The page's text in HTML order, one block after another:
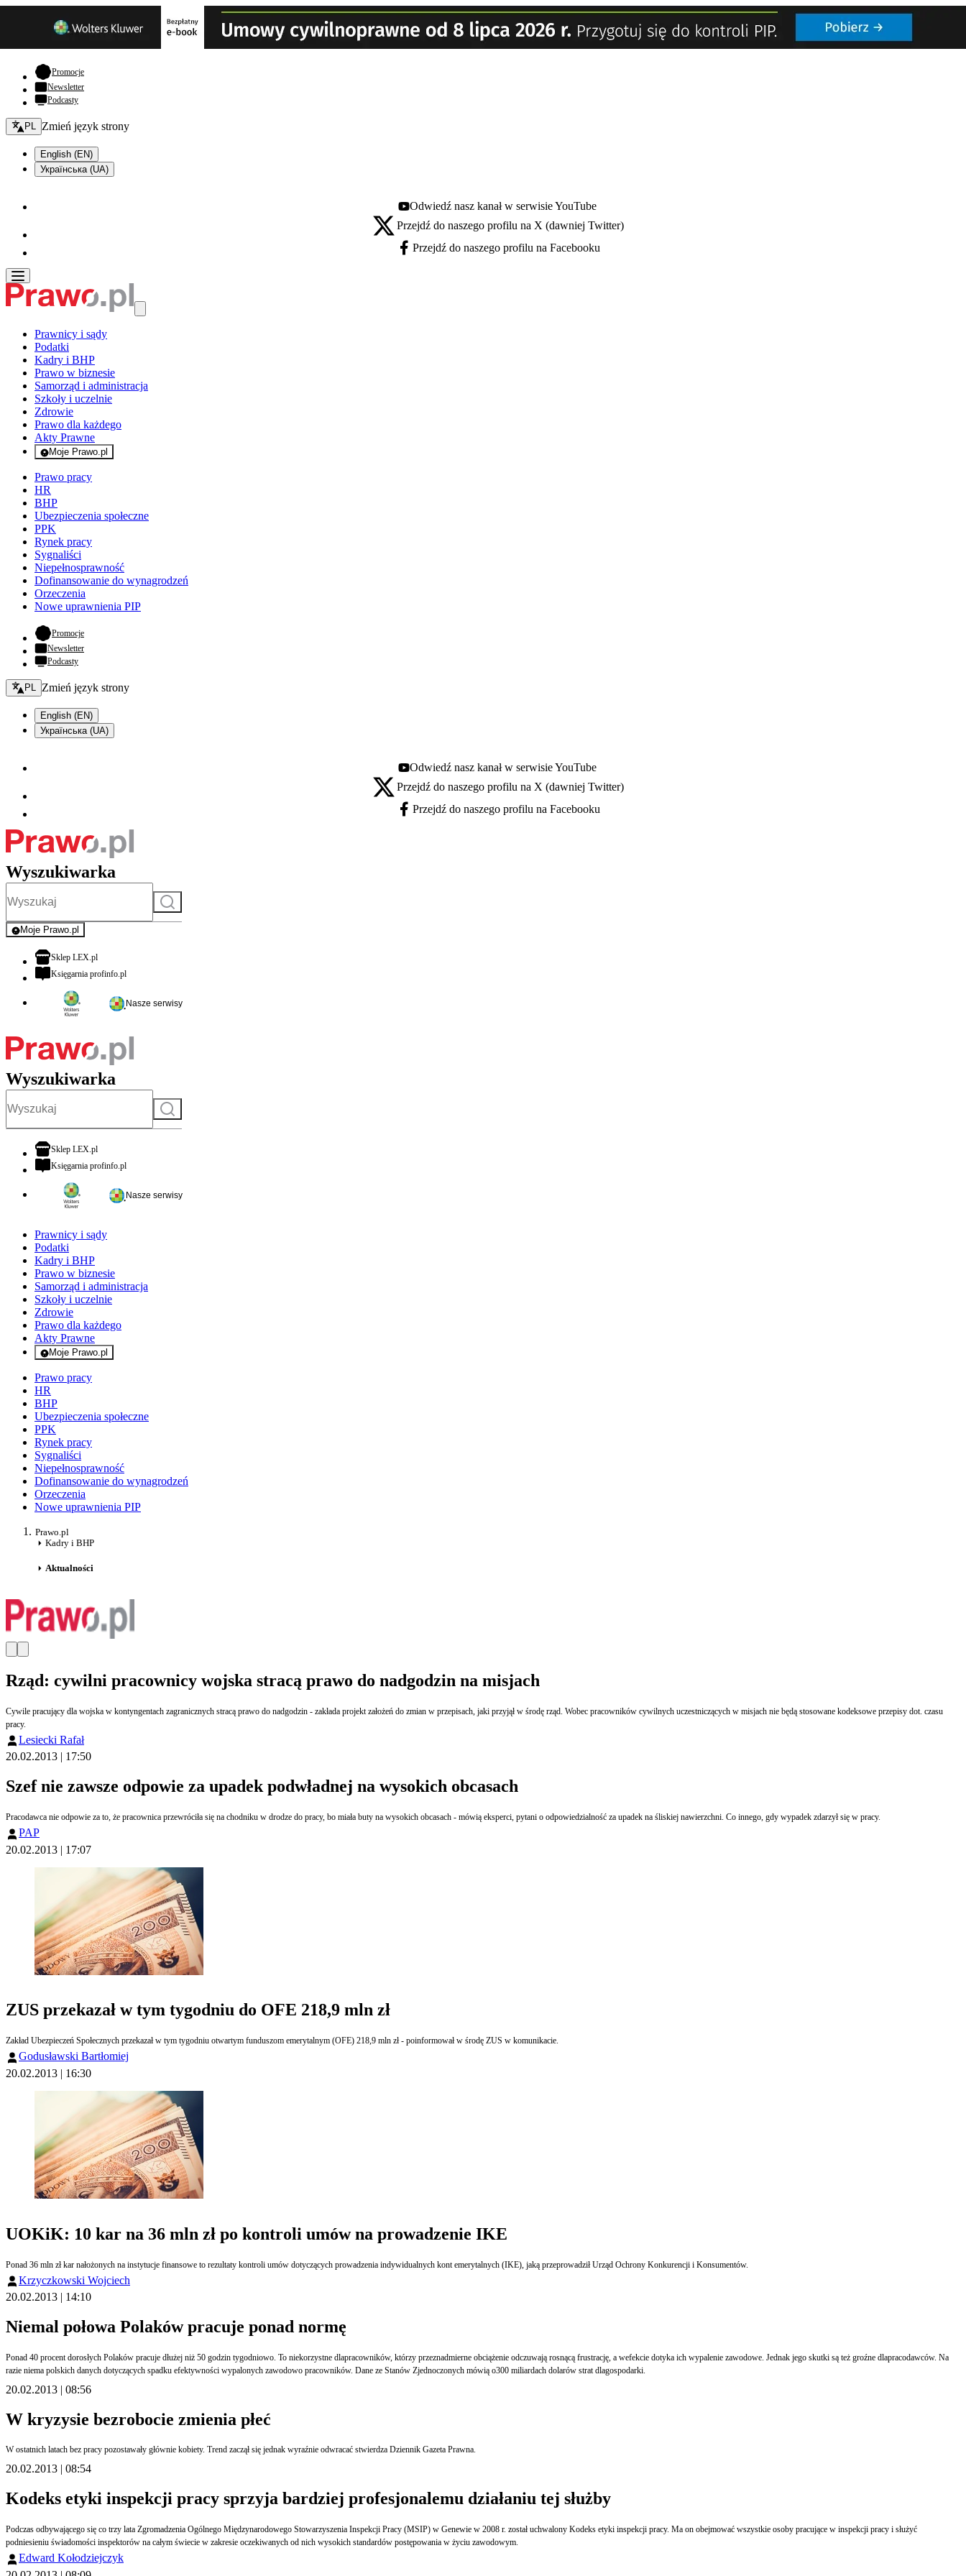
Promocje- otwiera się w nowej karcie
Newsletter
Podcasty
Zmień język - bieżący:
PL Zmień język strony
English (EN)
Українська (UA)
Youtube - otwiera się w nowej karcie
Odwiedź nasz kanał w serwisie YouTube
X - otwiera się w nowej karcie
Przejdź do naszego profilu na X (dawniej Twitter)
Facebook - otwiera się w nowej karcie
Przejdź do naszego profilu na Facebooku
Prawnicy i sądy
Podatki
Kadry i BHP
Prawo w biznesie
Samorząd i administracja
Szkoły i uczelnie
Zdrowie
Prawo dla każdego
Akty Prawne
Moje Prawo.pl
- rejestracja i logowanie do serwisu
Prawo pracy
HR
BHP
Ubezpieczenia społeczne
PPK
Rynek pracy
Sygnaliści
Niepełnosprawność
Dofinansowanie do wynagrodzeń
Orzeczenia
Nowe uprawnienia PIP
Promocje- otwiera się w nowej karcie
Newsletter
Podcasty
Zmień język - bieżący:
PL Zmień język strony
English (EN)
Українська (UA)
Youtube - otwiera się w nowej karcie
Odwiedź nasz kanał w serwisie YouTube
X - otwiera się w nowej karcie
Przejdź do naszego profilu na X (dawniej Twitter)
Facebook - otwiera się w nowej karcie
Przejdź do naszego profilu na Facebooku
Wyszukiwarka
Szukaj
Moje Prawo.pl
- rejestracja i logowanie do serwisu
Sklep LEX.plotwiera się w nowej karcie
Księgarnia profinfo.plotwiera się w nowej karcie
Nasze serwisy
Wyszukiwarka
Szukaj
Sklep LEX.plotwiera się w nowej karcie
Księgarnia profinfo.plotwiera się w nowej karcie
Nasze serwisy
Prawnicy i sądy
Podatki
Kadry i BHP
Prawo w biznesie
Samorząd i administracja
Szkoły i uczelnie
Zdrowie
Prawo dla każdego
Akty Prawne
Moje Prawo.pl
- rejestracja i logowanie do serwisu
Prawo pracy
HR
BHP
Ubezpieczenia społeczne
PPK
Rynek pracy
Sygnaliści
Niepełnosprawność
Dofinansowanie do wynagrodzeń
Orzeczenia
Nowe uprawnienia PIP
Prawo.pl
Kadry i BHP
Aktualności
Rząd: cywilni pracownicy wojska stracą prawo do nadgodzin na misjach
Cywile pracujący dla wojska w kontyngentach zagranicznych stracą prawo do nadgodzin - zakłada projekt założeń do zmian w przepisach, jaki przyjął w środę rząd. Wobec pracowników cywilnych uczestniczących w misjach nie będą stosowane kodeksowe przepisy dot. czasu
pracy.
Lesiecki Rafał
20.02.2013 | 17:50
Szef nie zawsze odpowie za upadek podwładnej na wysokich obcasach
Pracodawca nie odpowie za to, że pracownica przewróciła się na chodniku w drodze do pracy, bo miała buty na wysokich obcasach - mówią eksperci, pytani o odpowiedzialność za upadek na śliskiej nawierzchni. Co innego, gdy wypadek zdarzył się w pracy.
PAP
20.02.2013 | 17:07
ZUS przekazał w tym tygodniu do OFE 218,9 mln zł
Zakład Ubezpieczeń Społecznych przekazał w tym tygodniu otwartym funduszom emerytalnym (OFE) 218,9 mln zł - poinformował w środę ZUS w komunikacie.
Godusławski Bartłomiej
20.02.2013 | 16:30
UOKiK: 10 kar na 36 mln zł po kontroli umów na prowadzenie IKE
Ponad 36 mln zł kar nałożonych na instytucje finansowe to rezultaty kontroli umów dotyczących prowadzenia indywidualnych kont emerytalnych (IKE), jaką przeprowadził Urząd Ochrony Konkurencji i Konsumentów.
Krzyczkowski Wojciech
20.02.2013 | 14:10
Niemal połowa Polaków pracuje ponad normę
Ponad 40 procent dorosłych Polaków pracuje dłużej niż 50 godzin tygodniowo. To niekorzystne dlapracowników, którzy przeznadmierne obciążenie odczuwają rosnącą frustrację, a wefekcie dotyka ich wypalenie zawodowe. Jednak jego skutki są też groźne dlapracodawców. Na
razie niema polskich danych dotyczących spadku efektywności wypalonych zawodowo pracowników. Dane ze Stanów Zjednoczonych mówią o300 miliardach dolarów strat dlagospodarki.
20.02.2013 | 08:56
W kryzysie bezrobocie zmienia płeć
W ostatnich latach bez pracy pozostawały głównie kobiety. Trend zaczął się jednak wyraźnie odwracać stwierdza Dziennik Gazeta Prawna.
20.02.2013 | 08:54
Kodeks etyki inspekcji pracy sprzyja bardziej profesjonalemu działaniu tej służby
Podczas odbywającego się co trzy lata Zgromadzenia Ogólnego Międzynarodowego Stowarzyszenia Inspekcji Pracy (MSIP) w Genewie w 2008 r. został uchwalony Kodeks etyki inspekcji pracy. Ma on obejmować wszystkie osoby pracujące w inspekcji pracy i służyć
podniesieniu świadomości inspektorów na całym świecie w zakresie oczekiwanych od nich wysokich standardów postępowania w życiu zawodowym.
Edward Kołodziejczyk